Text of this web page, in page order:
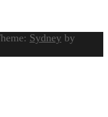
Sydney by